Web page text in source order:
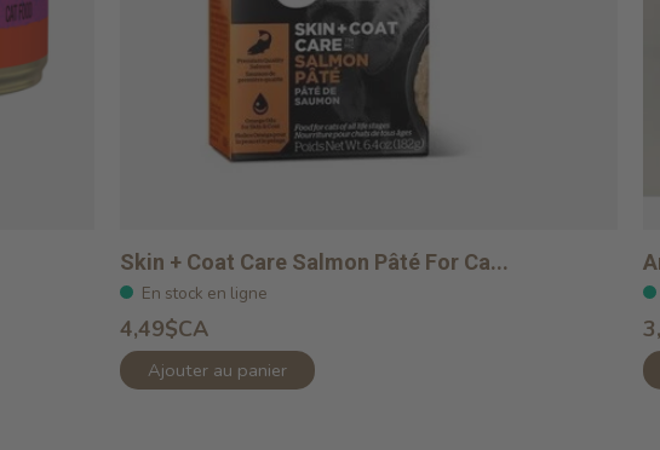
Skin + Coat Care Salmon Pâté For Ca...
En stock en ligne
4,49$CA
Ajouter au panier